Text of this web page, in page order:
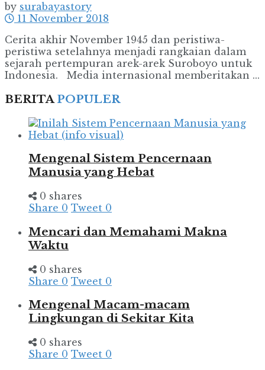
by surabayastory
11 November 2018
Cerita akhir November 1945 dan peristiwa-
peristiwa setelahnya menjadi rangkaian dalam
sejarah pertempuran arek-arek Suroboyo untuk
Indonesia. Media internasional memberitakan ...
BERITAPOPULER
Mengenal Sistem Pencernaan
Manusia yang Hebat
0 shares
Share 0 Tweet 0
Mencari dan Memahami Makna
Waktu
0 shares
Share 0 Tweet 0
Mengenal Macam-macam
Lingkungan di Sekitar Kita
0 shares
Share 0 Tweet 0